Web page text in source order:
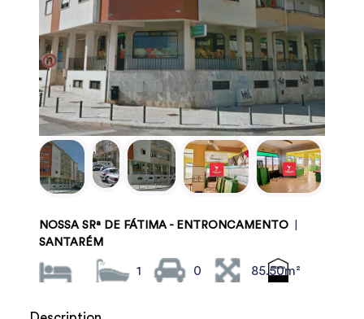
NOSSA SRª DE FÁTIMA - ENTRONCAMENTO
SANTARÉM
1 0 85.50m²